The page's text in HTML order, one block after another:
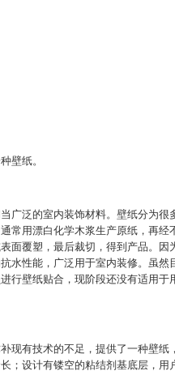
壁纸。
广泛的室内装饰材料。壁纸分为很
常用漂白化学木浆生产原纸，再经
面覆塑，最后裁切，得到产品。因
水性能，广泛用于室内装修。虽然
行壁纸贴合，现阶段还没有适用于
现有技术的不足，提供了一种壁纸
；设计有镂空的粘结剂基底层，用